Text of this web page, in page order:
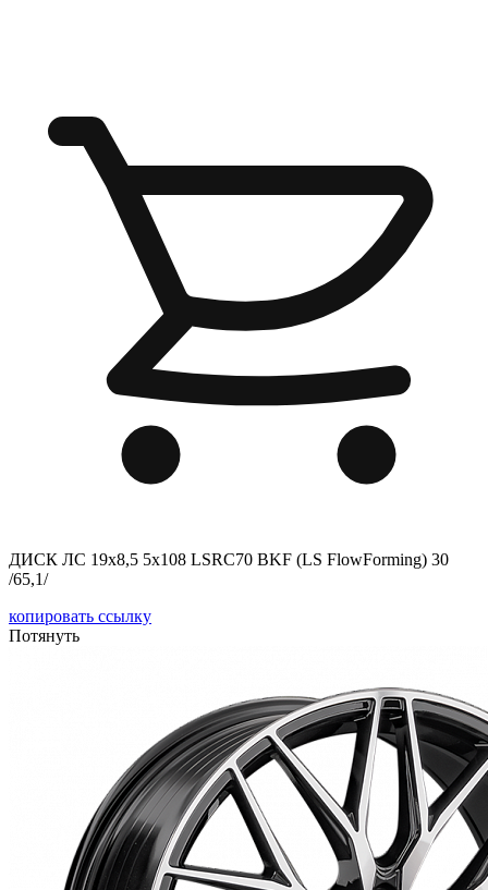
ДИСК ЛС 19x8,5 5x108 LSRC70 BKF (LS FlowForming) 30
/65,1/
копировать ссылку
Потянуть